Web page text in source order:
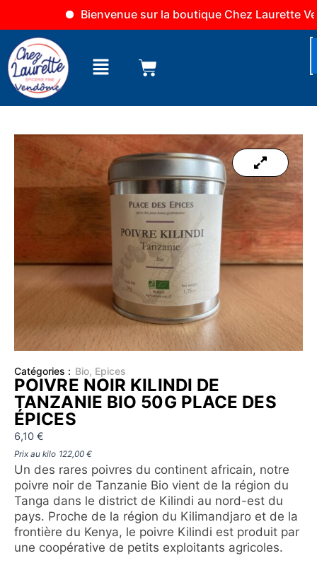
Bienvenue sur la boutique Chez Laurette
contenu
Menu
Catégories : Bio, Epices
POIVRE NOIR KILINDI DE
TANZANIE BIO 50G PLACE DES
ÉPICES
6,10 €
Prix au kilo 122,00 €
Un des rares poivres du continent africain, notre
poivre noir de Tanzanie Bio vient de la région du
Tanga dans le district de Kilindi au nord-est du
pays. Proche de la région du Kilimandjaro et de la
frontière du Kenya, le poivre Kilindi est produit par
une coopérative de petits exploitants agricoles.